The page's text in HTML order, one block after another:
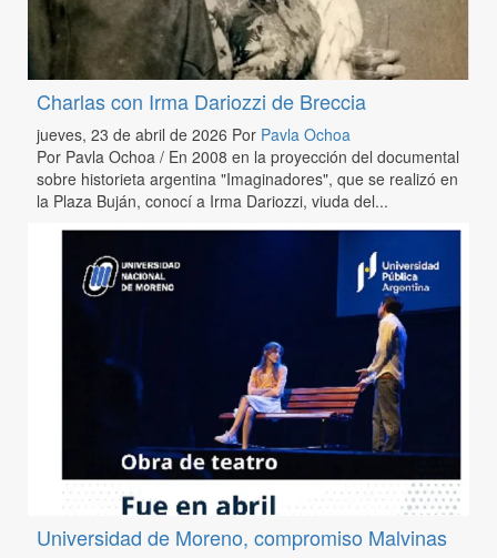
Charlas con Irma Dariozzi de Breccia
jueves, 23 de abril de 2026 Por Pavla Ochoa
Por Pavla Ochoa / En 2008 en la proyección del documental
sobre historieta argentina "Imaginadores", que se realizó en
la Plaza Buján, conocí a Irma Dariozzi, viuda del...
Universidad de Moreno, compromiso Malvinas